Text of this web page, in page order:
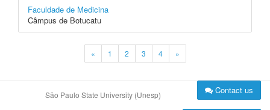
Faculdade de Medicina
Câmpus de Botucatu
« 1 2 3 4 »
São Paulo State University (Unesp) Contact us